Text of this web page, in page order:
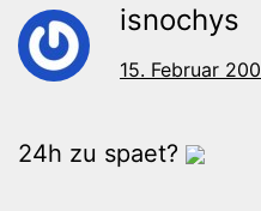
isnochys
15. Februar
24h zu spaet?